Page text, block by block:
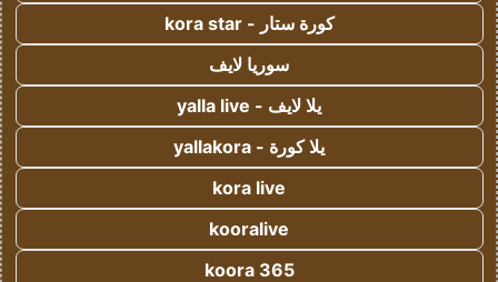
كورة ستار - kora star
سوريا لايف
يلا لايف - yalla live
يلا كورة - yallakora
kora live
kooralive
koora 365